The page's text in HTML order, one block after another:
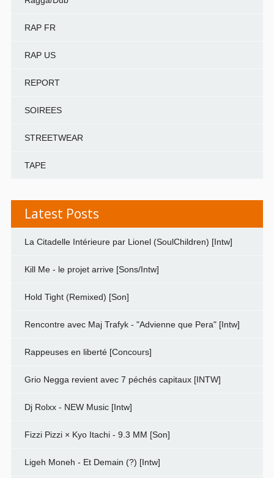
RAP FR
RAP US
REPORT
SOIREES
STREETWEAR
TAPE
Latest Posts
La Citadelle Intérieure par Lionel (SoulChildren) [Intw]
Kill Me - le projet arrive [Sons/Intw]
Hold Tight (Remixed) [Son]
Rencontre avec Maj Trafyk - "Advienne que Pera" [Intw]
Rappeuses en liberté [Concours]
Grio Negga revient avec 7 péchés capitaux [INTW]
Dj Rolxx - NEW Music [Intw]
Fizzi Pizzi × Kyo Itachi - 9.3 MM [Son]
Ligeh Moneh - Et Demain (?) [Intw]